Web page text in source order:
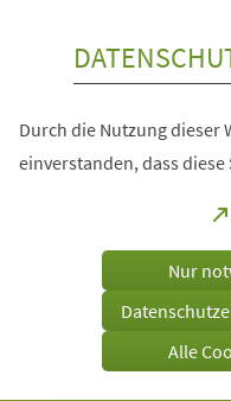
Durch die Nutzung dieser
einverstanden, dass
Nur
Alle